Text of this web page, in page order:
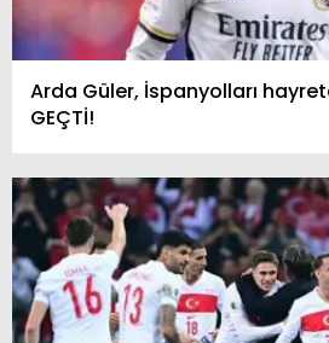
Arda Güler, İspanyolları
GEÇTİ!